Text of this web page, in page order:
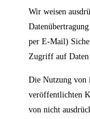
Wir weisen
per E-Mail)
Zugriff auf Daten
Die Nutzung von
veröffentlichten
von nicht